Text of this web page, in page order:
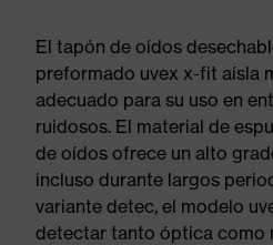
El tapón de oídos
preformado uvex x-fit aísla
adecuado para su uso en
ruidosos. El material de
de oídos ofrece un alto
incluso durante largos
variante detec, el modelo
detectar tanto óptica como